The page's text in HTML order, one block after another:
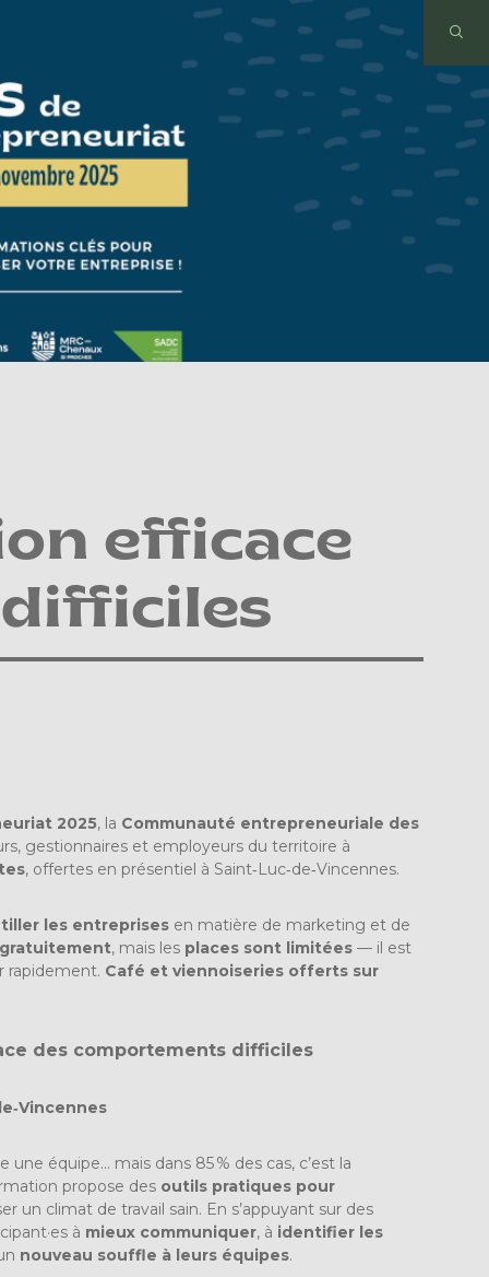
efficace
2025, la Communauté entrepreneuriale des
gestionnaires et employeurs du territoire à
, offertes en présentiel à Saint‑Luc‑de‑Vincennes.
les entreprises en matière de marketing et de
gratuitement, mais les places sont limitées — il est
rapidement. Café et viennoiseries offerts sur
des comportements difficiles
équipe… mais dans 85 % des cas, c’est la
propose des outils pratiques pour
un climat de travail sain. En s’appuyant sur des
à mieux communiquer, à identifier les
nouveau souffle à leurs équipes.